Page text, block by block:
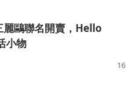
麗鷗聯名開賣，Hello
小物
16